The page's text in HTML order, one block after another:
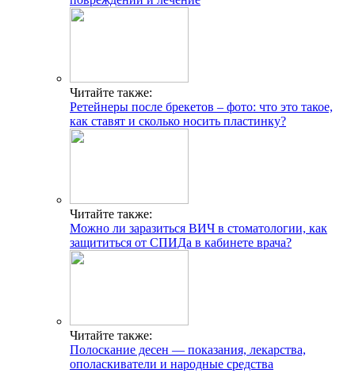
Читайте также:
Ретейнеры после брекетов – фото: что это такое,
как ставят и сколько носить пластинку?
Читайте также:
Можно ли заразиться ВИЧ в стоматологии, как
защититься от СПИДа в кабинете врача?
Читайте также:
Полоскание десен — показания, лекарства,
ополаскиватели и народные средства